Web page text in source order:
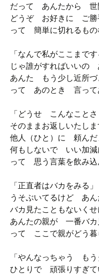
だって あんたから 世
どうぞ お好きに ご勝
って 簡単に切れるも
「なんで私がここまで
じゃ誰がすればいいの
あんた もう少し近所
って あのとき 言って
「どうせ こんなこと
そのままお返しいたしま
他人（ひと）に 頼んだ
何もしないで いい加減
って 思う言葉を飲み
「正直者はバカをみる」
うそぶいてるけど あん
バカ見たこともないく
あんたの親が 一番バ
って ここで親がどう
「やんなっちゃう もう
ひとりで 頑張りすぎ